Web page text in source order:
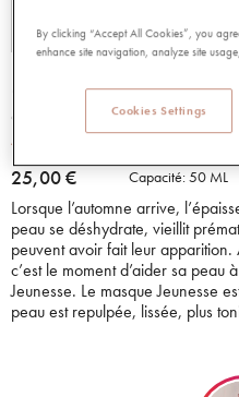
MASQUE JEUNESSE
92200
4.70 out of 5 Customer Rating
25,00 € Capacité:50 ML
Lorsque l’automne arrive,
peau se déshydrate, vieillit
peuvent avoir fait leur
c’est le moment d’aider sa
Jeunesse. Le masque Jeunesse
peau est repulpée, lissée, plus
By clicking “Accept All Cookies”, you
enhance site navigation, analyze site
Cookies Settings